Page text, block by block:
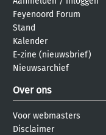
Feyenoord Forum
Stand
Kalender
E-zine (nieuwsbrief)
Nieuwsarchief
Over ons
Voor webmasters
Disclaimer